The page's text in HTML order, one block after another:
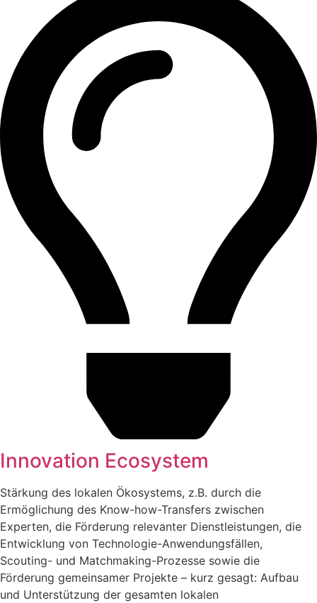
Innovation Ecosystem
Stärkung des lokalen Ökosystems, z.B. durch die
Ermöglichung des Know-how-Transfers zwischen
Experten, die Förderung relevanter Dienstleistungen, die
Entwicklung von Technologie-Anwendungsfällen,
Scouting- und Matchmaking-Prozesse sowie die
Förderung gemeinsamer Projekte – kurz gesagt: Aufbau
und Unterstützung der gesamten lokalen